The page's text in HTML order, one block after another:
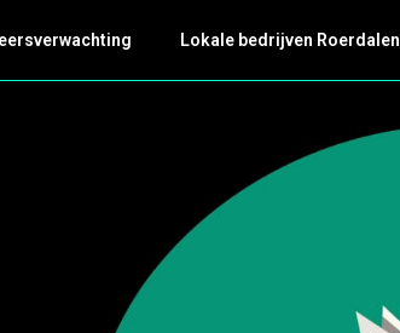
Lokale bedrijven Roerdalen